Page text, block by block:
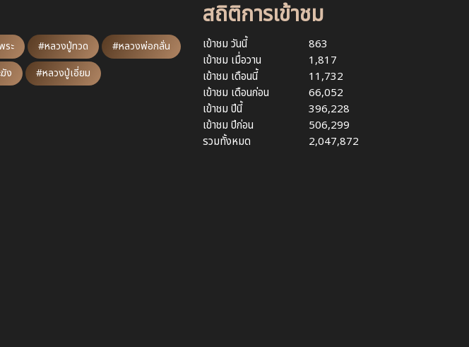
ระ #หลวงปู่ทวด
#หลวงพ่อกลั่น
ง
#หลวงปู่เอี่ยม
สถิติการเข้าชม
เข้าชม วันนี้
863
เข้าชม เมื่อวาน
1,817
เข้าชม เดือนนี้
11,732
เข้าชม เดือนก่อน
66,052
เข้าชม ปีนี้
396,228
เข้าชม ปีก่อน
506,299
รวมทั้งหมด
2,047,872